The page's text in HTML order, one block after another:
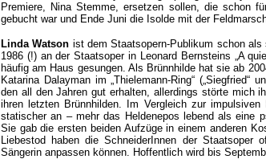
Premiere, Nina Stemme, ersetzen sollen, die schon
gebucht war und Ende Juni die Isolde mit der
Linda Watson ist dem Staatsopern-Publikum schon
1986 (!) an der Staatsoper in Leonard Bernsteins „A
häufig am Haus gesungen. Als Brünnhilde hat sie ab
Katarina Dalayman im „Thielemann-Ring“ („Siegfried“
den all den Jahren gut erhalten, allerdings störte mich
ihren letzten Brünnhilden. Im Vergleich zur
statischer an – mehr das Heldenepos lebend als eine
Sie gab die ersten beiden Aufzüge in einem anderen
Liebestod haben die SchneiderInnen der
Sängerin anpassen können. Hoffentlich wird bis